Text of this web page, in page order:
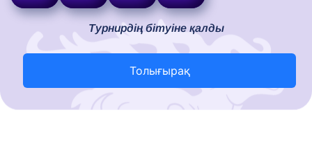
Турнирдің бітуіне қалды
Толығырақ